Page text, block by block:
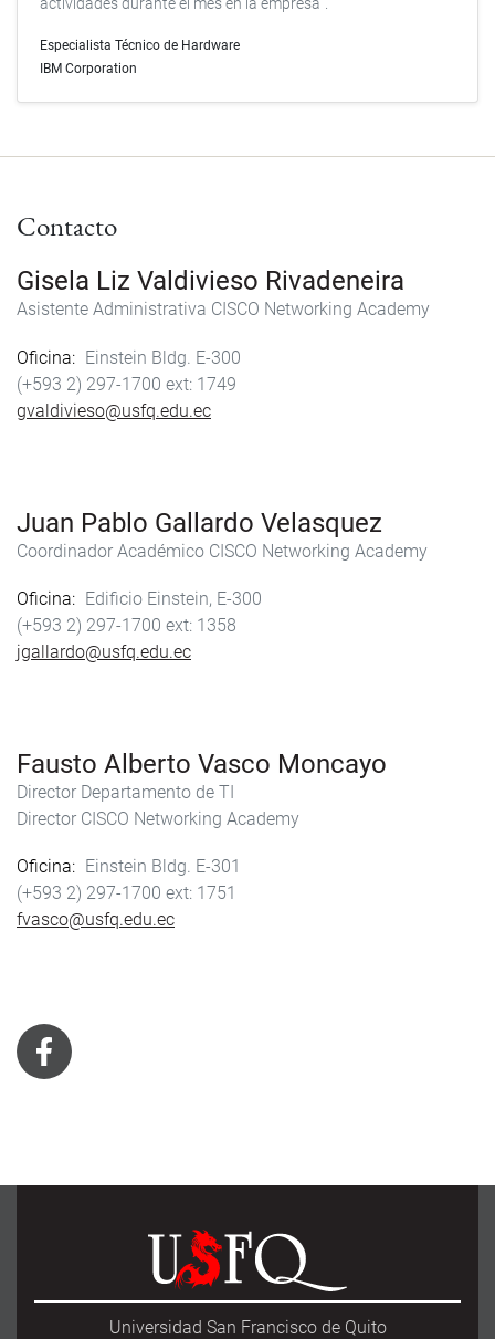
actividades durante el mes en la empresa”.
Especialista Técnico de Hardware
IBM Corporation
Contacto
Gisela Liz Valdivieso Rivadeneira
Asistente Administrativa CISCO Networking Academy
Oficina
Einstein Bldg. E-300
(+593 2) 297-1700
1749
gvaldivieso@usfq.edu.ec
Juan Pablo Gallardo Velasquez
Coordinador Académico CISCO Networking Academy
Oficina
Edificio Einstein, E-300
(+593 2) 297-1700
1358
jgallardo@usfq.edu.ec
Fausto Alberto Vasco Moncayo
Director Departamento de TI
Director CISCO Networking Academy
Oficina
Einstein Bldg. E-301
(+593 2) 297-1700
1751
fvasco@usfq.edu.ec
Universidad San Francisco de Quito